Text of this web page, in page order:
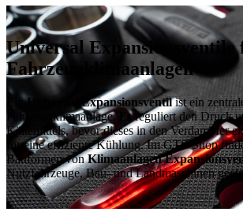
Universal Expansionsventile
Fahrzeugklimaanlagen
EinUniversal Expansionsventilist ein
Fahrzeugklimaanlage. Es reguliert den Druck
Kältemittels, bevor dieses in den Verdampfer
für eine effiziente Kühlung. Im GTS-Shop
Bauformen vonKlimaanlagen
Nutzfahrzeuge, Bau- und Landmaschinen